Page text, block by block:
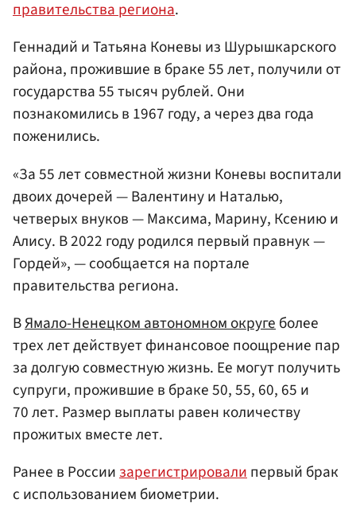
правительства региона.
Геннадий и Татьяна Коневы из Шурышкарского
района, прожившие в браке 55 лет, получили от
государства 55 тысяч рублей. Они
познакомились в 1967 году, а через два года
поженились.
«За 55 лет совместной жизни Коневы воспитали
двоих дочерей — Валентину и Наталью,
четверых внуков — Максима, Марину, Ксению и
Алису. В 2022 году родился первый правнук —
Гордей», — сообщается на портале
правительства региона.
ВЯмало-Ненецком автономном округеболее
трех лет действует финансовое поощрение пар
за долгую совместную жизнь. Ее могут получить
супруги, прожившие в браке 50, 55, 60, 65 и
70 лет. Размер выплаты равен количеству
прожитых вместе лет.
Ранее в Россиизарегистрировалипервый брак
с использованием биометрии.